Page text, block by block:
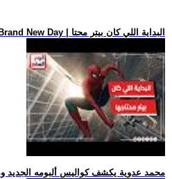
.. فيلم Spider-Man: Brand New Day | البداية اللي كان بيتر محتا
.. محمد عدوية يكشف كواليس ألبومه